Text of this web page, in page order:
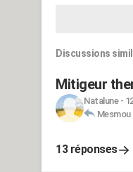
Discussions
Mitigeur
Natalune-
Mesmou
13 réponses